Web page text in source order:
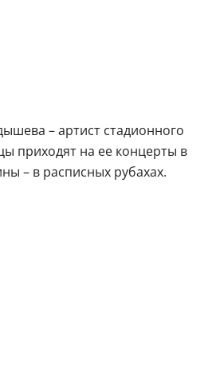
– артист стадионного
приходят на ее концерты в
– в расписных рубахах.